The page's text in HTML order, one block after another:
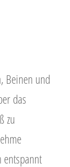
Beinen und
das
zu
entspannt